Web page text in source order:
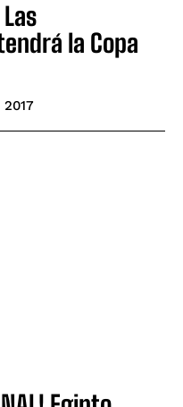
Las
la Copa